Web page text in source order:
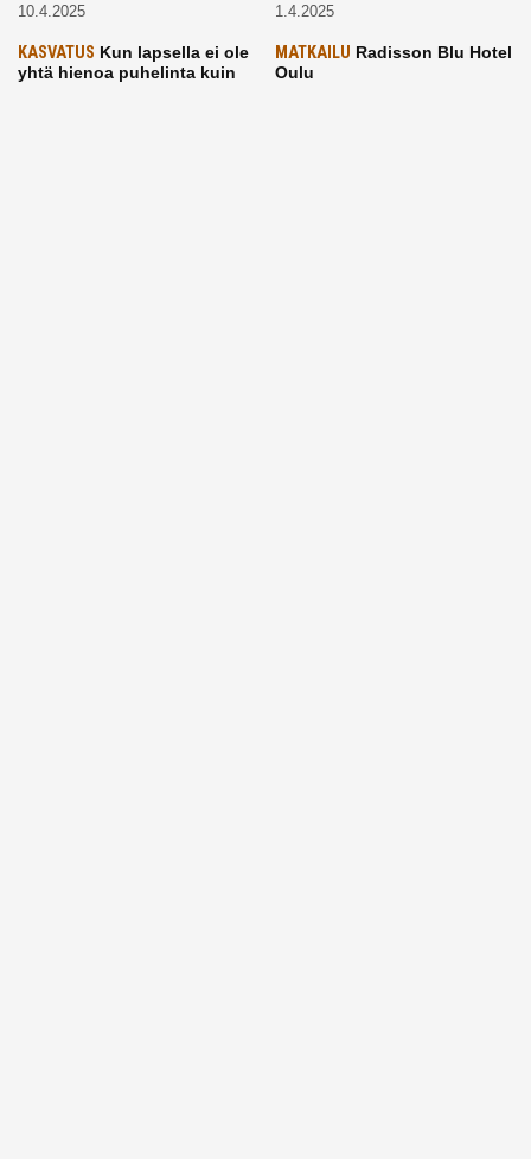
10.4.2025 1.4.2025
KASVATUS Kun lapsella ei ole
yhtä hienoa puhelinta kuin
MATKAILU Radisson Blu Hotel
Oulu